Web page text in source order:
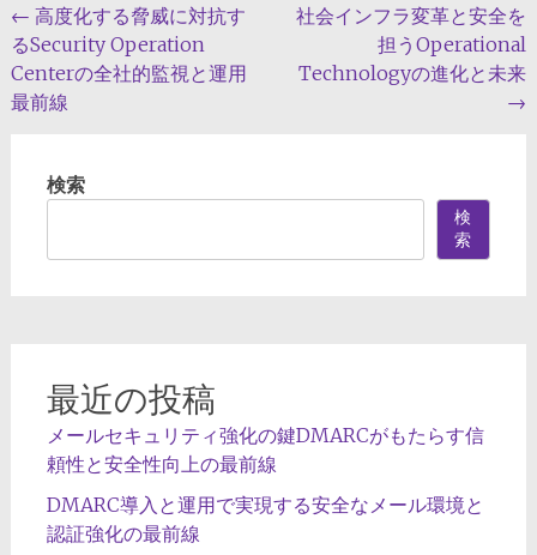
投
稿
ナ
← 高度化する脅威に対抗す
るSecurity Operation
Centerの全社的監視と運用
最前線
社会インフラ変革と安全を
担うOperational
Technologyの進化と未来
→
検索
検
索
最近の投稿
メールセキュリティ強化の鍵DMARCがもたらす信
頼性と安全性向上の最前線
DMARC導入と運用で実現する安全なメール環境と
認証強化の最前線